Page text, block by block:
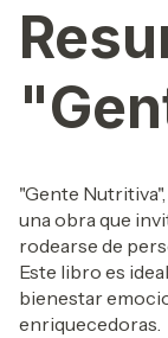
"Gente
una obra que
rodearse de
Este libro es
bienestar
enriquecedoras.